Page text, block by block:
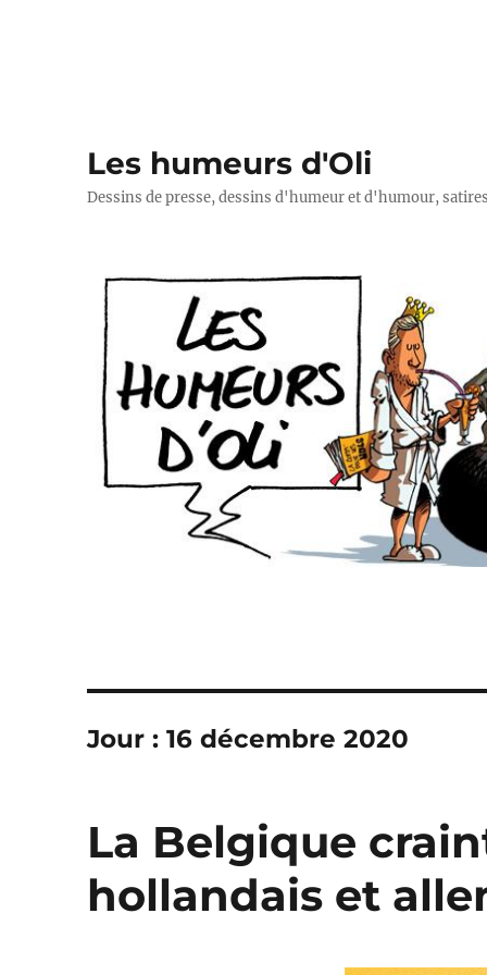
Les humeurs d'Oli
Dessins de presse, dessins d'humeur et d'humour,
Jour :16 décembre 2020
La Belgique
hollandais et